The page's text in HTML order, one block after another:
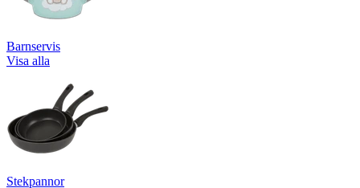
Barnservis
Visa alla
Stekpannor